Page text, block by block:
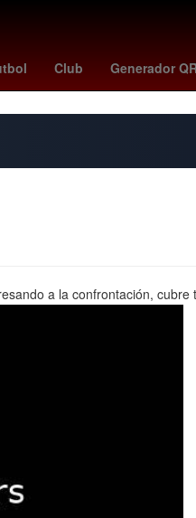
Club Generador
Desalojo Senado de
a la confrontación,